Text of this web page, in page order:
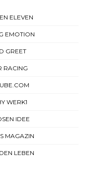
ELEVEN
EMOTION
GREET
RACING
WERK1
IDEE
MAGAZIN
LEBEN